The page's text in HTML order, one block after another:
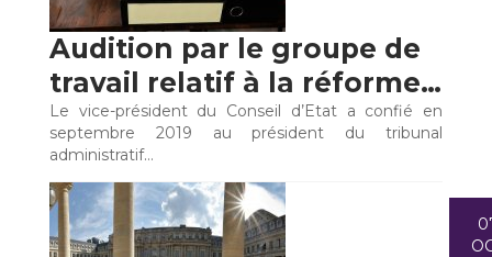
Audition par le groupe de
travail relatif à la réforme…
Le vice-président du Conseil d’Etat a confié en
septembre 2019 au président du tribunal
administratif…